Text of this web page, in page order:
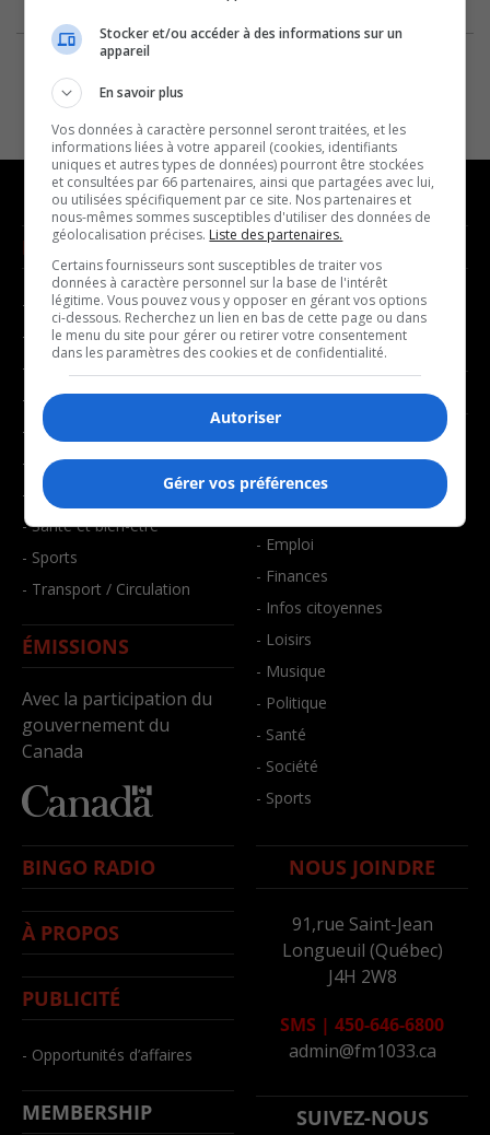
NOUVELLES
- Affaires municipales
- Communauté / Social
- Culture
- Économie
- Éducation
- Environnement
- Faits divers
- Santé et bien-être
- Sports
- Transport / Circulation
ÉMISSIONS
Avec la participation du
gouvernement du
Canada
MUSIQUE
- Décompte franco
- Joué récemment
BALADOS
- Art de vivre
- Bien-être
- Emploi
- Finances
- Infos citoyennes
- Loisirs
- Musique
- Politique
- Santé
- Société
- Sports
BINGO RADIO
À PROPOS
PUBLICITÉ
- Opportunités d’affaires
MEMBERSHIP
NOUS JOINDRE
91,rue Saint-Jean
Longueuil (Québec)
J4H 2W8
SMS | 450-646-6800
admin@fm1033.ca
SUIVEZ-NOUS
Stocker et/ou accéder à des informations sur un
appareil
En savoir plus
Vos données à caractère personnel seront traitées, et les
informations liées à votre appareil (cookies, identifiants
uniques et autres types de données) pourront être stockées
et consultées par 66 partenaires, ainsi que partagées avec lui,
ou utilisées spécifiquement par ce site. Nos partenaires et
nous-mêmes sommes susceptibles d'utiliser des données de
géolocalisation précises. Liste des partenaires.
Certains fournisseurs sont susceptibles de traiter vos
données à caractère personnel sur la base de l'intérêt
légitime. Vous pouvez vous y opposer en gérant vos options
ci-dessous. Recherchez un lien en bas de cette page ou dans
le menu du site pour gérer ou retirer votre consentement
dans les paramètres des cookies et de confidentialité.
Autoriser
Gérer vos préférences